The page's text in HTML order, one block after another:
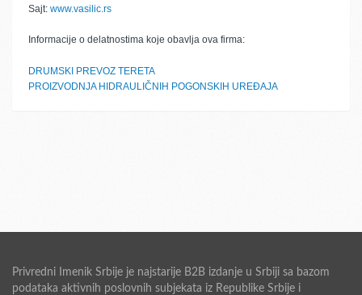
Sajt: www.vasilic.rs
Informacije o delatnostima koje obavlja ova firma:
DRUMSKI PREVOZ TERETA
PROIZVODNJA HIDRAULIČNIH POGONSKIH UREĐAJA
Privredni Imenik Srbije je najstarije B2B izdanje u Srbiji sa bazom
podataka aktivnih poslovnih subjekata iz Republike Srbije i